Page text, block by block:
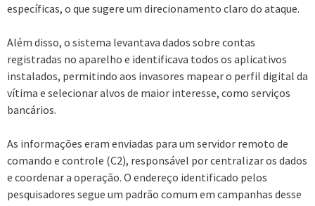
específicas, o que sugere um direcionamento claro do ataque.
Além disso, o sistema levantava dados sobre contas
registradas no aparelho e identificava todos os aplicativos
instalados, permitindo aos invasores mapear o perfil digital da
vítima e selecionar alvos de maior interesse, como serviços
bancários.
As informações eram enviadas para um servidor remoto de
comando e controle (C2), responsável por centralizar os dados
e coordenar a operação. O endereço identificado pelos
pesquisadores segue um padrão comum em campanhas desse